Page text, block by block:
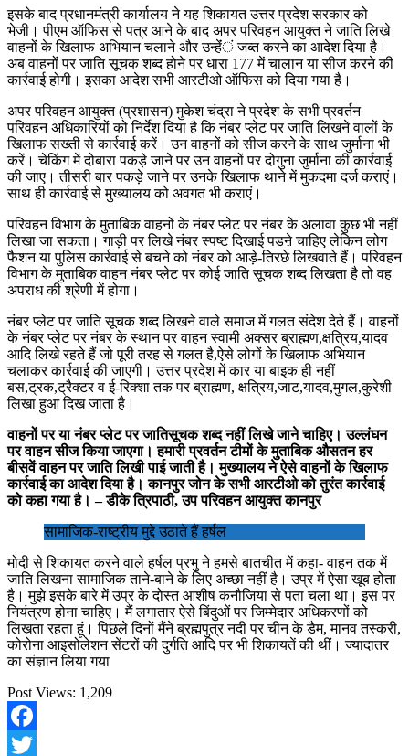
इसके बाद प्रधानमंत्री कार्यालय ने यह शिकायत उत्तर प्रदेश सरकार को
भेजी। पीएम ऑफिस से पत्र आने के बाद अपर परिवहन आयुक्त ने जाति लिखे
वाहनों के खिलाफ अभियान चलाने और उन्हेंंं जब्त करने का आदेश दिया है।
अब वाहनों पर जाति सूचक शब्द होने पर धारा 177 में चालान या सीज करने की
कार्रवाई होगी। इसका आदेश सभी आरटीओ ऑफिस को दिया गया है।
अपर परिवहन आयुक्त (प्रशासन) मुकेश चंद्रा ने प्रदेश के सभी प्रवर्तन
परिवहन अधिकारियों को निर्देश दिया है कि नंबर प्लेट पर जाति लिखने वालों के
खिलाफ सख्ती से कार्रवाई करें। उन वाहनों को सीज करने के साथ जुर्माना भी
करें। चेकिंग में दोबारा पकड़े जाने पर उन वाहनों पर दोगुना जुर्माना की कार्रवाई
की जाए। तीसरी बार पकड़े जाने पर उनके खिलाफ थाने में मुकदमा दर्ज कराएं।
साथ ही कार्रवाई से मुख्यालय को अवगत भी कराएं।
परिवहन विभाग के मुताबिक वाहनों के नंबर प्लेट पर नंबर के अलावा कुछ भी नहीं
लिखा जा सकता। गाड़ी पर लिखे नंबर स्पष्ट दिखाई पडऩे चाहिए लेकिन लोग
फैशन या पुलिस कार्रवाई से बचने को नंबर को आड़े-तिरछे लिखवाते हैं। परिवहन
विभाग के मुताबिक वाहन नंबर प्लेट पर कोई जाति सूचक शब्द लिखता है तो वह
अपराध की श्रेणी में होगा।
नंबर प्लेट पर जाति सूचक शब्द लिखने वाले समाज में गलत संदेश देते हैं। वाहनों
के नंबर प्लेट पर नंबर के स्थान पर वाहन स्वामी अक्सर ब्राह्मण,क्षत्रिय,यादव
आदि लिखे रहते हैं जो पूरी तरह से गलत है,ऐसे लोगों के खिलाफ अभियान
चलाकर कार्रवाई की जाएगी। उत्तर प्रदेश में कार या बाइक ही नहीं
बस,ट्रक,ट्रैक्टर व ई-रिक्शा तक पर ब्राह्मण, क्षत्रिय,जाट,यादव,मुगल,कुरेशी
लिखा हुआ दिख जाता है।
वाहनों पर या नंबर प्लेट पर जातिसूचक शब्द नहीं लिखे जाने चाहिए। उल्लंघन
पर वाहन सीज किया जाएगा। हमारी प्रवर्तन टीमों के मुताबिक औसतन हर
बीसवें वाहन पर जाति लिखी पाई जाती है। मुख्यालय ने ऐसे वाहनों के खिलाफ
कार्रवाई का आदेश दिया है। कानपुर जोन के सभी आरटीओ को तुरंत कार्रवाई
को कहा गया है। – डीके त्रिपाठी, उप परिवहन आयुक्त कानपुर
सामाजिक-राष्ट्रीय मुद्दे उठाते हैं हर्षल
मोदी से शिकायत करने वाले हर्षल प्रभु ने हमसे बातचीत में कहा- वाहन तक में
जाति लिखना सामाजिक ताने-बाने के लिए अच्छा नहीं है। उप्र में ऐसा खूब होता
है। मुझे इसके बारे में उप्र के दोस्त आशीष कनौजिया से पता चला था। इस पर
नियंत्रण होना चाहिए। मैं लगातार ऐसे बिंदुओं पर जिम्मेदार अधिकरणों को
लिखता रहता हूं। पिछले दिनों मैंने ब्रह्मपुत्र नदी पर चीन के डैम, मानव तस्करी,
कोरोना आइसोलेशन सेंटरों की दुर्गति आदि पर भी शिकायतें की थीं। ज्यादातर
का संज्ञान लिया गया
Post Views: 1,209
Facebook